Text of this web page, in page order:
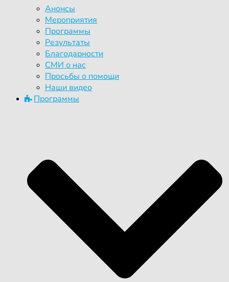
Анонсы
Мероприятия
Программы
Результаты
Благодарности
СМИ о нас
Просьбы о помощи
Наши видео
Программы